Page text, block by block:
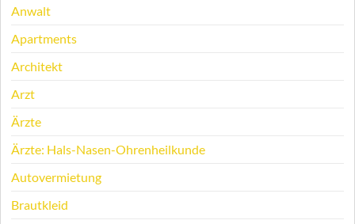
Anwalt
Apartments
Architekt
Arzt
Ärzte
Ärzte: Hals-Nasen-Ohrenheilkunde
Autovermietung
Brautkleid